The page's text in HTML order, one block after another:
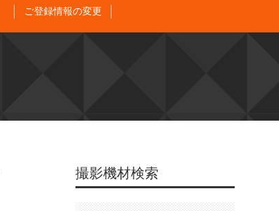
ご登録情報の変更
撮影機材検索